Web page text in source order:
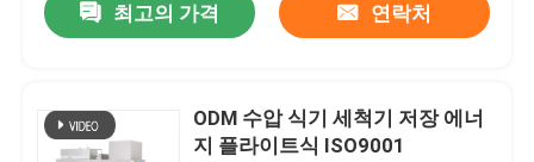
최고의 가격 연락처
ODM 수압 식기 세척기 저장 에너
지 플라이트식 ISO9001